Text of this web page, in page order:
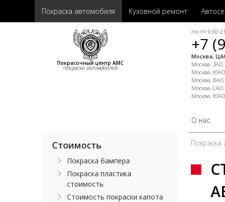
Покраска автомобиля Кузовной ремонт
Покрасочный центр АМС
покраска автомобилей
пн-пт 9:00-
+7
Москва,
Москва, ЗАО,
Москва,
Москва, ВАО,
Москва, САО,
Москва,
О нас
Покраска
Стоимость
Покраска бампера
Покраска пластика
стоимость
Стоимость покраски капота